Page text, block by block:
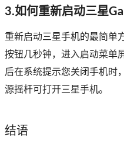
3.如何重新启动三星
重新启动三星手机的最简单
按钮几秒钟，进入启动菜单
后在系统提示您关闭手机时
源摇杆可打开三星手机。
结语